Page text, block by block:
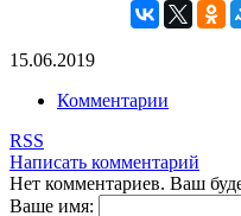
15.06.2019
Комментарии
RSS
Написать комментарий
Нет комментариев. Ваш
Ваше имя: